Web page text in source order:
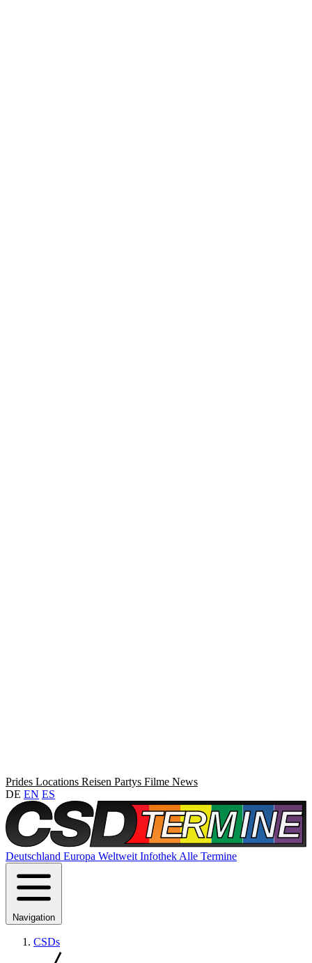
Prides Locations Reisen Partys Filme News
DE EN ES
Deutschland Europa Weltweit Infothek Alle Termine
Navigation
CSDs